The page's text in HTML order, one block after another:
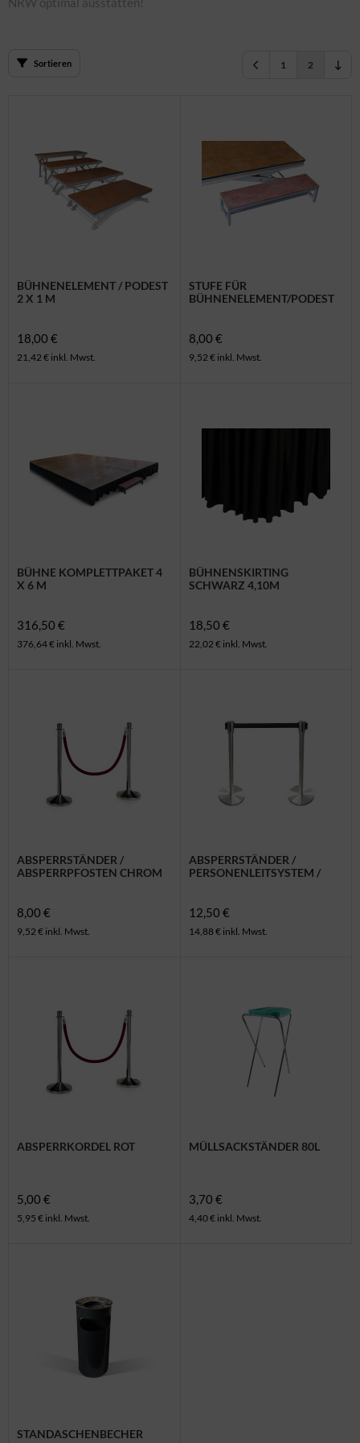
Sortieren 1 2
BÜHNENELEMENT / PODEST
2 X 1 M
18,00 €
21,42 € inkl. Mwst.
STUFE FÜR
BÜHNENELEMENT/PODEST
8,00 €
9,52 € inkl. Mwst.
BÜHNE KOMPLETTPAKET 4
X 6 M
316,50 €
376,64 € inkl. Mwst.
BÜHNENSKIRTING
SCHWARZ 4,10M
18,50 €
22,02 € inkl. Mwst.
ABSPERRSTÄNDER /
ABSPERRPFOSTEN CHROM
8,00 €
9,52 € inkl. Mwst.
ABSPERRSTÄNDER /
PERSONENLEITSYSTEM /
12,50 €
14,88 € inkl. Mwst.
ABSPERRKORDEL ROT
5,00 €
5,95 € inkl. Mwst.
MÜLLSACKSTÄNDER 80L
3,70 €
4,40 € inkl. Mwst.
STANDASCHENBECHER
Geschirrteile
& Weihnachten